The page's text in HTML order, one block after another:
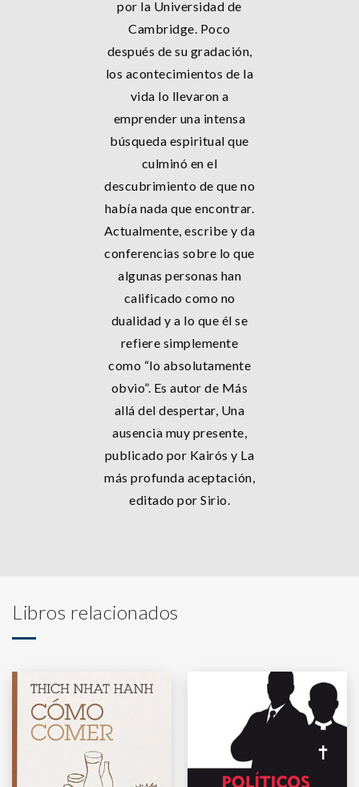
por la Universidad de
Cambridge. Poco
después de su gradación,
los acontecimientos de la
vida lo llevaron a
emprender una intensa
búsqueda espiritual que
culminó en el
descubrimiento de que no
había nada que encontrar.
Actualmente, escribe y da
conferencias sobre lo que
algunas personas han
calificado como no
dualidad y a lo que él se
refiere simplemente
como “lo absolutamente
obvio”. Es autor de Más
allá del despertar, Una
ausencia muy presente,
publicado por Kairós y La
más profunda aceptación,
editado por Sirio.
Libros relacionados